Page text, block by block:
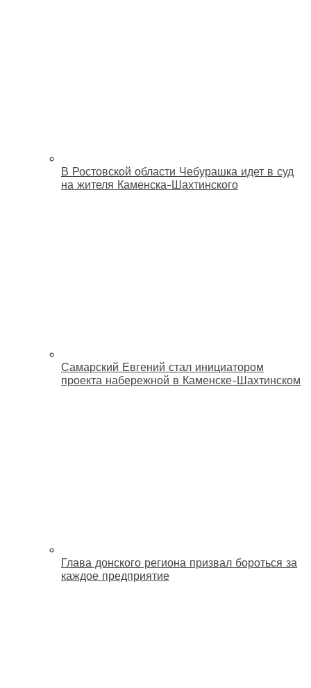
В Ростовской области Чебурашка идет в суд
на жителя Каменска-Шахтинского
Самарский Евгений стал инициатором
проекта набережной в Каменске-Шахтинском
Глава донского региона призвал бороться за
каждое предприятие